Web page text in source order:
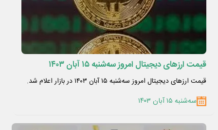
قیمت ارزهای دیجیتال امروز سه‌شنبه ۱۵ آبان ۱۴۰۳
قیمت ارزهای دیجیتال امروز سه‌شنبه ۱۵ آبان ۱۴۰۳ در بازار اعلام شد.
سه‌شنبه ۱۵ آبان ۱۴۰۳